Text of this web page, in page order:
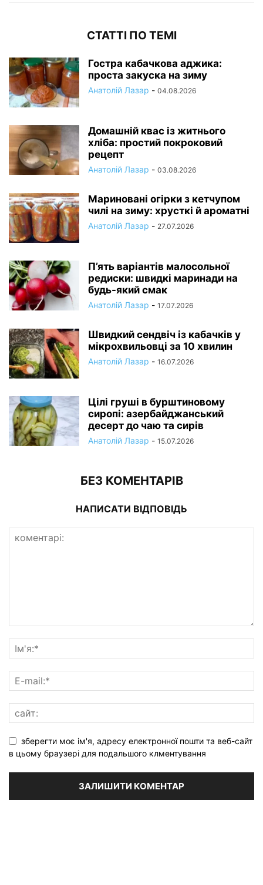
СТАТТІ ПО ТЕМІ
Гостра кабачкова аджика:
проста закуска на зиму
Анатолій Лазар - 04.08.2026
Домашній квас із житнього
хліба: простий покроковий
рецепт
Анатолій Лазар - 03.08.2026
Мариновані огірки з кетчупом
чилі на зиму: хрусткі й ароматні
Анатолій Лазар - 27.07.2026
П’ять варіантів малосольної
редиски: швидкі маринади на
будь-який смак
Анатолій Лазар - 17.07.2026
Швидкий сендвіч із кабачків у
мікрохвильовці за 10 хвилин
Анатолій Лазар - 16.07.2026
Цілі груші в бурштиновому
сиропі: азербайджанський
десерт до чаю та сирів
Анатолій Лазар - 15.07.2026
БЕЗ КОМЕНТАРІВ
НАПИСАТИ ВІДПОВІДЬ
зберегти моє ім'я, адресу електронної пошти та веб-сайт
в цьому браузері для подальшого клментування